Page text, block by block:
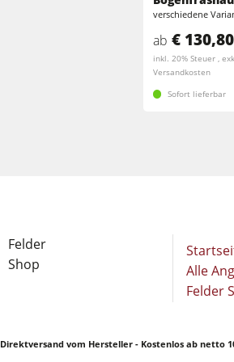
Breitbandschleifmaschinen
Bürst- und Bürstschleifmaschinen
Projektmanagement
Kantenanleimmaschinen
verschiedene
ab € 130,80
inkl. 20% Steuer ,
Versandkosten
Sofort lieferbar
Felder
Shop
Alle
Felder
Direktversand vom Hersteller - Kostenlos ab netto